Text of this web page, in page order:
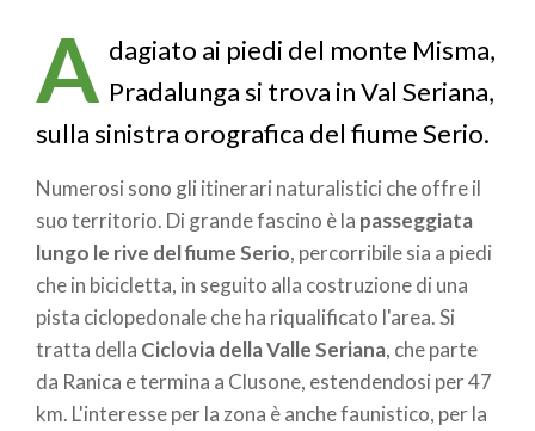
di
pane
A dagiato ai piedi del monte Misma,
Pradalunga si trova in Val Seriana,
sulla sinistra orografica del fiume Serio.
Numerosi sono gli itinerari naturalistici che offre il
suo territorio. Di grande fascino è la passeggiata
lungo le rive del fiume Serio, percorribile sia a piedi
che in bicicletta, in seguito alla costruzione di una
pista ciclopedonale che ha riqualificato l'area. Si
tratta della Ciclovia della Valle Seriana, che parte
da Ranica e termina a Clusone, estendendosi per 47
km. L'interesse per la zona è anche faunistico, per la